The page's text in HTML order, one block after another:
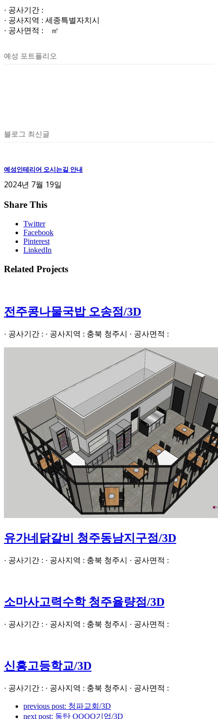
· 공사기간 :
· 공사지역 : 세종특별자치시
· 공사면적 : ㎡
예성 포트폴리오
블로그 최신글
예성인테리어 오시는길 안내
2024년 7월 19일
Share This
Twitter
Facebook
Pinterest
LinkedIn
Related Projects
전주콩나물국밥 오송점/3D
· 공사기간 : · 공사지역 : 충북 청주시 · 공사면적 :
유가네닭갈비 청주동남지구점/3D
· 공사기간 : · 공사지역 : 충북 청주시 · 공사면적 :
소마사고력수학 청주율량점/3D
· 공사기간 : · 공사지역 : 충북 청주시 · 공사면적 :
신흥고등학교/3D
· 공사기간 : · 공사지역 : 충북 청주시 · 공사면적 :
previous post: 청파교회/3D
next post: 동탄 OOOO기업/3D